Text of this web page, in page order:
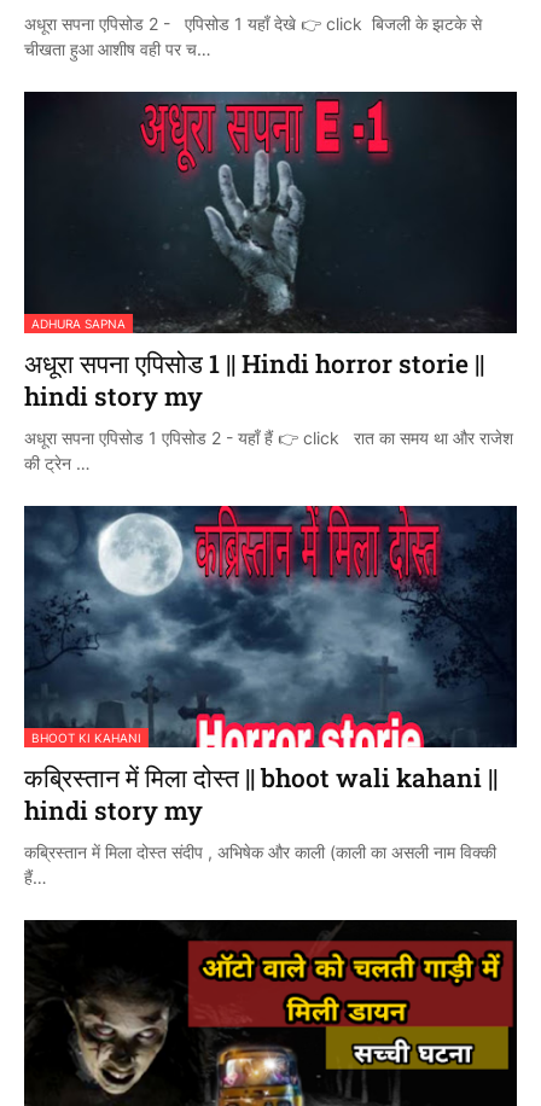
अधूरा सपना एपिसोड 2 - एपिसोड 1 यहाँ देखे 👉 click बिजली के झटके से
चीखता हुआ आशीष वही पर च…
ADHURA SAPNA
अधूरा सपना एपिसोड 1 || Hindi horror storie ||
hindi story my
अधूरा सपना एपिसोड 1 एपिसोड 2 - यहाँ हैं 👉 click रात का समय था और राजेश
की ट्रेन …
BHOOT KI KAHANI
कब्रिस्तान में मिला दोस्त || bhoot wali kahani ||
hindi story my
कब्रिस्तान में मिला दोस्त संदीप , अभिषेक और काली (काली का असली नाम विक्की
हैं…